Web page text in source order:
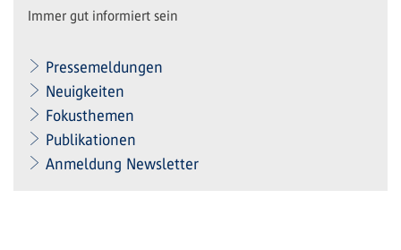
Immer gut informiert sein
Pressemeldungen
Neuigkeiten
Fokusthemen
Publikationen
Anmeldung Newsletter